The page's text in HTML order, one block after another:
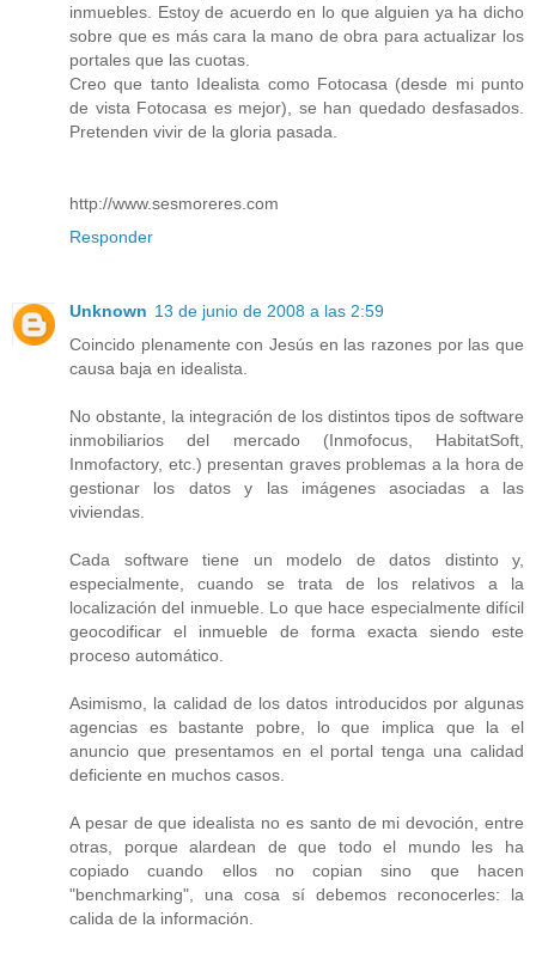
inmuebles. Estoy de acuerdo en lo que alguien ya ha dicho
sobre que es más cara la mano de obra para actualizar los
portales que las cuotas.
Creo que tanto Idealista como Fotocasa (desde mi punto
de vista Fotocasa es mejor), se han quedado desfasados.
Pretenden vivir de la gloria pasada.
http://www.sesmoreres.com
Responder
Unknown 13 de junio de 2008 a las 2:59
Coincido plenamente con Jesús en las razones por las que
causa baja en idealista.
No obstante, la integración de los distintos tipos de software
inmobiliarios del mercado (Inmofocus, HabitatSoft,
Inmofactory, etc.) presentan graves problemas a la hora de
gestionar los datos y las imágenes asociadas a las
viviendas.
Cada software tiene un modelo de datos distinto y,
especialmente, cuando se trata de los relativos a la
localización del inmueble. Lo que hace especialmente difícil
geocodificar el inmueble de forma exacta siendo este
proceso automático.
Asimismo, la calidad de los datos introducidos por algunas
agencias es bastante pobre, lo que implica que la el
anuncio que presentamos en el portal tenga una calidad
deficiente en muchos casos.
A pesar de que idealista no es santo de mi devoción, entre
otras, porque alardean de que todo el mundo les ha
copiado cuando ellos no copian sino que hacen
"benchmarking", una cosa sí debemos reconocerles: la
calida de la información.